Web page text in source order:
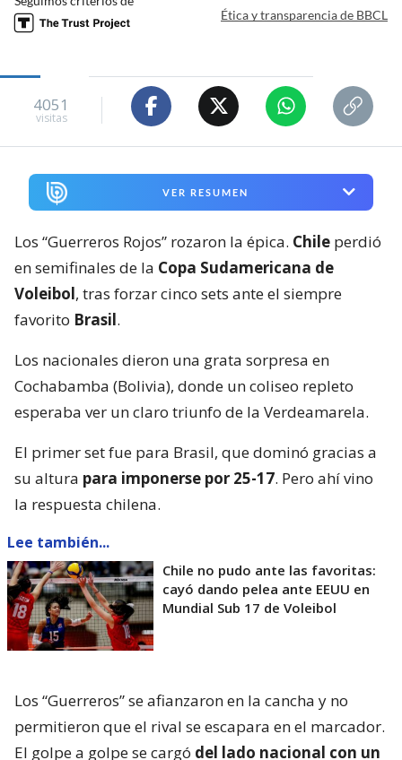
Ética y transparencia de BBCL
4051
visitas
VER RESUMEN
Los “Guerreros Rojos” rozaron la épica. Chile perdió
en semifinales de la Copa Sudamericana de
Voleibol, tras forzar cinco sets ante el siempre
favorito Brasil.
Los nacionales dieron una grata sorpresa en
Cochabamba (Bolivia), donde un coliseo repleto
esperaba ver un claro triunfo de la Verdeamarela.
El primer set fue para Brasil, que dominó gracias a
su altura para imponerse por 25-17. Pero ahí vino
la respuesta chilena.
Lee también...
Chile no pudo ante las favoritas:
cayó dando pelea ante EEUU en
Mundial Sub 17 de Voleibol
Los “Guerreros” se afianzaron en la cancha y no
permitieron que el rival se escapara en el marcador.
El golpe a golpe se cargó del lado nacional con un